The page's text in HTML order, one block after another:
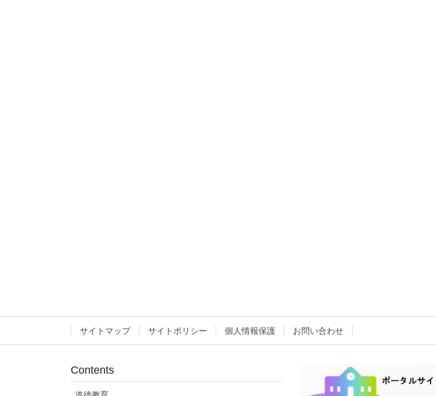
サイトマップ サイトポリシー 個人情報保護 お問い合わせ
Contents